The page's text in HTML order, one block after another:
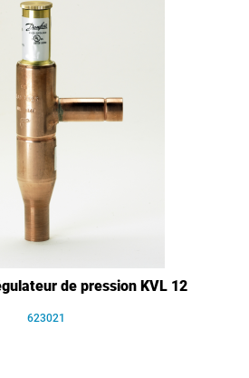
de pression KVL 12
623021